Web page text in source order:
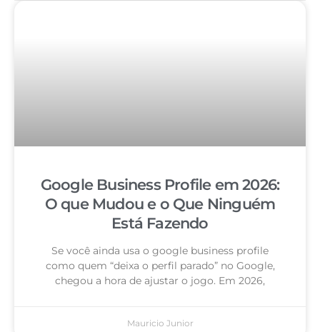
Google Business Profile em 2026:
O que Mudou e o Que Ninguém
Está Fazendo
Se você ainda usa o google business profile
como quem “deixa o perfil parado” no Google,
chegou a hora de ajustar o jogo. Em 2026,
Mauricio Junior